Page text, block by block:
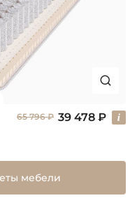
65 796 ₽ 39 478 ₽
мебели